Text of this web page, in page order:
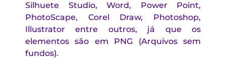
Silhuete Studio, Word, Power Point,
PhotoScape, Corel Draw, Photoshop,
Illustrator entre outros, já que os
elementos são em PNG (Arquivos sem
fundos).